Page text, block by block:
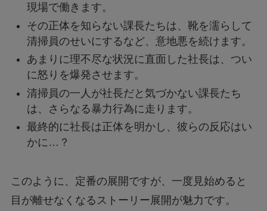
現場で働きます。
その正体を知らない課長たちは、靴を濡らして
清掃員のせいにするなど、意地悪を続けます。
あまりに理不尽な状況に直面した社長は、つい
に怒りを爆発させます。
清掃員の一人が社長だと気づかない課長たち
は、さらなる暴力行為に走ります。
最終的に社長は正体を明かし、彼らの反応はい
かに…？
このように、定番の展開ですが、一度見始めると
目が離せなくなるストーリー展開が魅力です。